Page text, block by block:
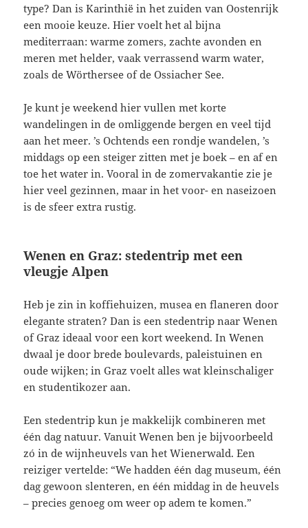
type? Dan is Karinthië in het zuiden van Oostenrijk
een mooie keuze. Hier voelt het al bijna
mediterraan: warme zomers, zachte avonden en
meren met helder, vaak verrassend warm water,
zoals de Wörthersee of de Ossiacher See.
Je kunt je weekend hier vullen met korte
wandelingen in de omliggende bergen en veel tijd
aan het meer. ’s Ochtends een rondje wandelen, ’s
middags op een steiger zitten met je boek – en af en
toe het water in. Vooral in de zomervakantie zie je
hier veel gezinnen, maar in het voor- en naseizoen
is de sfeer extra rustig.
Wenen en Graz: stedentrip met een
vleugje Alpen
Heb je zin in koffiehuizen, musea en flaneren door
elegante straten? Dan is een stedentrip naar Wenen
of Graz ideaal voor een kort weekend. In Wenen
dwaal je door brede boulevards, paleistuinen en
oude wijken; in Graz voelt alles wat kleinschaliger
en studentikozer aan.
Een stedentrip kun je makkelijk combineren met
één dag natuur. Vanuit Wenen ben je bijvoorbeeld
zó in de wijnheuvels van het Wienerwald. Een
reiziger vertelde: “We hadden één dag museum, één
dag gewoon slenteren, en één middag in de heuvels
– precies genoeg om weer op adem te komen.”